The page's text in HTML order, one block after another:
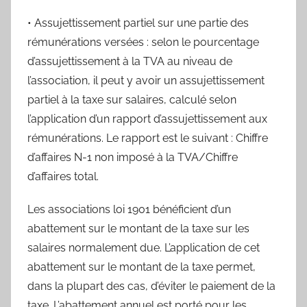
• Assujettissement partiel sur une partie des
rémunérations versées : selon le pourcentage
d’assujettissement à la TVA au niveau de
l’association, il peut y avoir un assujettissement
partiel à la taxe sur salaires, calculé selon
l’application d’un rapport d’assujettissement aux
rémunérations. Le rapport est le suivant : Chiffre
d’affaires N-1 non imposé à la TVA/Chiffre
d’affaires total.
Les associations loi 1901 bénéficient d’un
abattement sur le montant de la taxe sur les
salaires normalement due. L’application de cet
abattement sur le montant de la taxe permet,
dans la plupart des cas, d’éviter le paiement de la